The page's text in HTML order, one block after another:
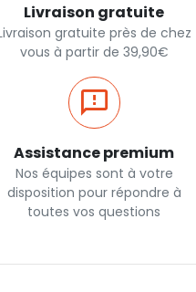
Livraison gratuite
gratuite près de chez
vous à partir de 39,90€
Assistance premium
Nos équipes sont à votre
disposition pour répondre à
toutes vos questions